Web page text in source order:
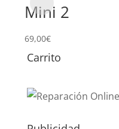
Mini 2
69,00€
Carrito